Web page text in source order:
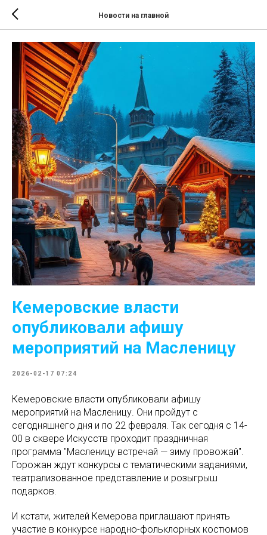
Новости на главной
Кемеровские власти
опубликовали афишу
мероприятий на Масленицу
2026-02-17 07:24
Кемеровские власти опубликовали афишу
мероприятий на Масленицу. Они пройдут с
сегодняшнего дня и по 22 февраля. Так сегодня с 14-
00 в сквере Искусств проходит праздничная
программа "Масленицу встречай — зиму провожай".
Горожан ждут конкурсы с тематическими заданиями,
театрализованное представление и розыгрыш
подарков.
И кстати, жителей Кемерова приглашают принять
участие в конкурсе народно-фольклорных костюмов